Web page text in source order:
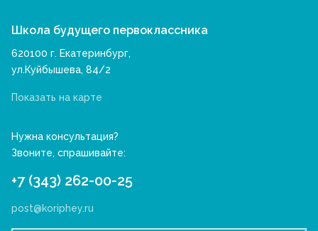
Школа будущего первоклассника
620100 г. Екатеринбург,
ул.Куйбышева, 84/2
Показать на карте
Нужна консультация?
Звоните, спрашивайте:
+7 (343) 262-00-25
post@koriphey.ru